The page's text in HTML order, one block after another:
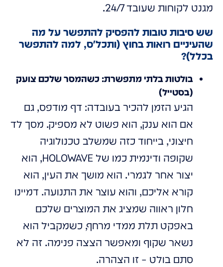
מגנט לקוחות שעובד 24/7.
שש סיבות טובות להפסיק להתפשר על מה
שהעיניים רואות בחוץ (ותכל'ס, למה להתפשר
בכלל)?
בולטות בלתי מתפשרת: כשהמסר שלכם צועק
(בסטייל)
הגיע הזמן להכיר בעובדה: דף מודפס, גם
אם הוא ענק, הוא פשוט לא מספיק. מסך לד
חיצוני, בייחוד כזה שמשלב טכנולוגיה
שקופה ודינמית כמו של HOLOWAVE, הוא
יצור אחר לגמרי. הוא מושך את העין, הוא
קורא אליכם, והוא עוצר את התנועה. דמיינו
חלון ראווה שמציג את המוצרים שלכם
באפקט תלת ממדי מרחף, כשמקביל הוא
נשאר שקוף ומאפשר הצצה פנימה. זה לא
סתם בולט – זו הצהרה.